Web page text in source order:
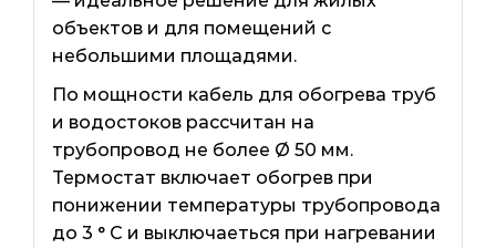
объектов и для помещений с
небольшими площадями.
По мощности кабель для обогрева труб
и водостоков рассчитан на
трубопровод не более Ø 50 мм.
Термостат включает обогрев при
понижении температуры трубопровода
до 3 ° C и выключаеться при нагревании